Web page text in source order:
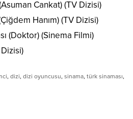
Cankat) (TV Dizisi)
Hanım) (TV Dizisi)
(Doktor) (Sinema Filmi)
, dizi, dizi oyuncusu, sinama, türk sinaması,